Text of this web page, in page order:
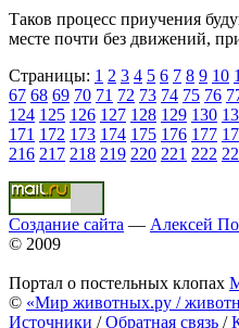
Таков процесс приучения
месте почти без движений,
Страницы: 1 2 3 4 5 6 7 8 9 10
67 68 69 70 71 72 73 74 75 76
124 125 126 127 128 129 130
171 172 173 174 175 176 177
216 217 218 219 220 221 222
Создание сайта — Алексей
© 2009
Портал о постельных клопах
© «Мир животных.ру /
Источники /Обратная связь /